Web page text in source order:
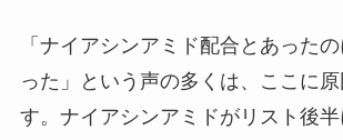
「ナイアシンアミド配合とあった
った」という声の多くは、ここに原
す。ナイアシンアミドがリスト後